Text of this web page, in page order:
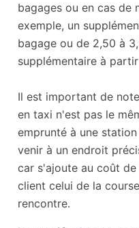
bagages ou en cas de
exemple, un
bagage ou de 2,50 à
supplémentaire à
Il est important de
en taxi n'est pas le
emprunté à une
venir à un endroit
car s'ajoute au coût
client celui de la
rencontre.